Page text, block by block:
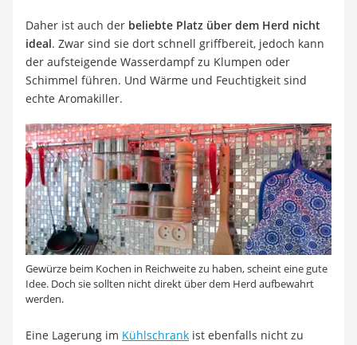
Daher ist auch der beliebte Platz über dem Herd nicht
ideal. Zwar sind sie dort schnell griffbereit, jedoch kann
der aufsteigende Wasserdampf zu Klumpen oder
Schimmel führen. Und Wärme und Feuchtigkeit sind
echte Aromakiller.
Gewürze beim Kochen in Reichweite zu haben, scheint eine gute
Idee. Doch sie sollten nicht direkt über dem Herd aufbewahrt
werden.
Eine Lagerung im Kühlschrank ist ebenfalls nicht zu